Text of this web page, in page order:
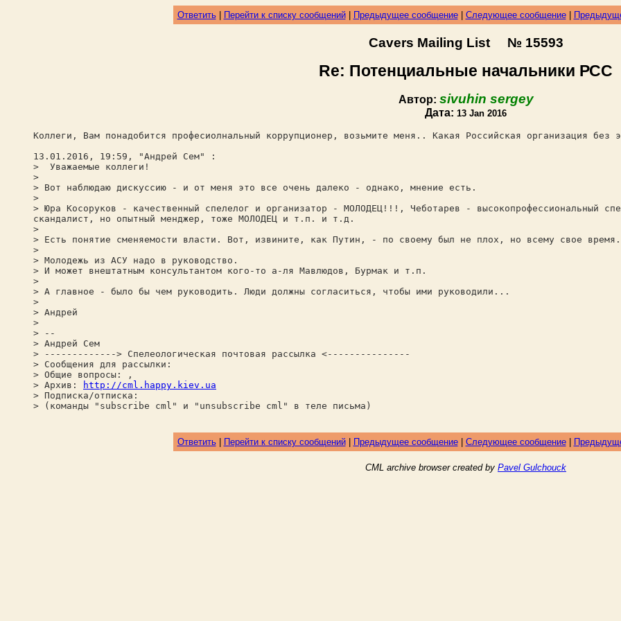
Ответить| Перейти к списку сообщений| Предыдущее сообщение| Следующее сообщение|
Cavers Mailing List № 15593
Re: Потенциальные начальники РСС
Автор: sivuhin sergey
Дата: 13 Jan 2016
Коллеги, Вам понадобится професиолнальный коррупционер, возьмите меня.. Какая Российская организация без
13.01.2016, 19:59, "Андрей Сем" :
> Уважаемые коллеги!
>
> Вот наблюдаю дискуссию - и от меня это все очень далеко - однако, мнение есть.
>
> Юра Косоруков - качественный спелелог и организатор - МОЛОДЕЦ!!!, Чеботарев - высокопрофессиональный
скандалист, но опытный менджер, тоже МОЛОДЕЦ и т.п. и т.д.
>
> Есть понятие сменяемости власти. Вот, извините, как Путин, - по своему был не плох, но всему свое
>
> Молодежь из АСУ надо в руководство.
> И может внештатным консультантом кого-то а-ля Мавлюдов, Бурмак и т.п.
>
> А главное - было бы чем руководить. Люди должны согласиться, чтобы ими руководили...
>
> Андрей
>
> --
> Андрей Сем
> -------------> Спелеологическая почтовая рассылка <---------------
> Сообщения для рассылки:
> Общие вопросы: ,
> Архив:
http://cml.happy.kiev.ua
> Подписка/отписка:
> (команды "subscribe cml" и "unsubscribe cml" в теле письма)
Ответить| Перейти к списку сообщений| Предыдущее сообщение| Следующее сообщение|
CML archive browser created by Pavel Gulchouck